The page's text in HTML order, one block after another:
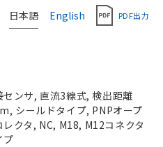
日本語 English PDF出力
センサ, 直流3線式, 検出距離
シールドタイプ, PNPオープ
レクタ, NC, M18, M12コネクタ
プ